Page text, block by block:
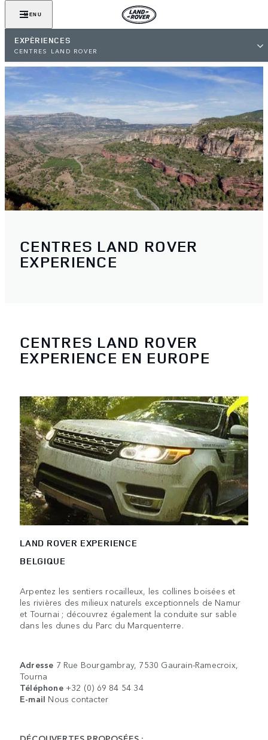
MENU
EXPÉRIENCES
CENTRES LAND ROVER
CENTRES LAND ROVER
EXPERIENCE
CENTRES LAND ROVER
EXPERIENCE EN EUROPE
LAND ROVER EXPERIENCE
BELGIQUE
Arpentez les sentiers rocailleux, les collines boisées et
les rivières des milieux naturels exceptionnels de Namur
et Tournai ; découvrez également la conduite sur sable
dans les dunes du Parc du Marquenterre.
Adresse 7 Rue Bourgambray, 7530 Gaurain-Ramecroix,
Tourna
Téléphone +32 (0) 69 84 54 34
E-mail Nous contacter